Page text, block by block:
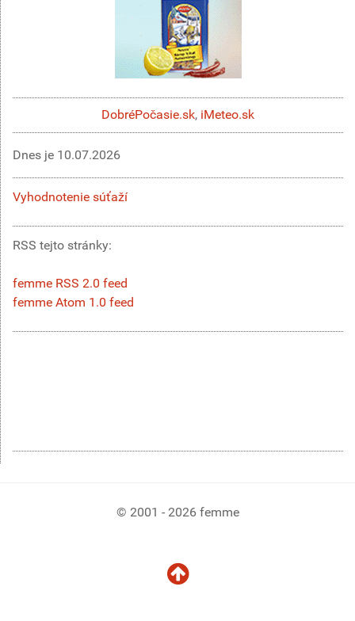
DobréPočasie.sk, iMeteo.sk
Dnes je 10.07.2026
Vyhodnotenie súťaží
RSS tejto stránky:
femme RSS 2.0 feed
femme Atom 1.0 feed
© 2001 - 2026 femme